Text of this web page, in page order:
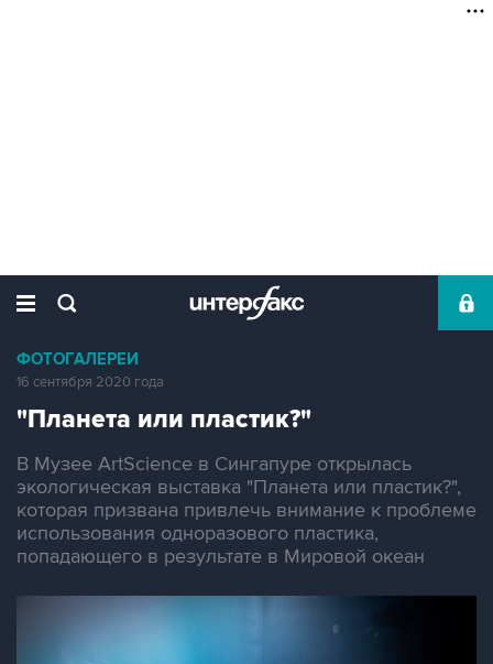
ФОТОГАЛЕРЕИ
16 сентября 2020 года
"Планета или пластик?"
В Музее ArtScience в Сингапуре открылась
экологическая выставка "Планета или пластик?",
которая призвана привлечь внимание к проблеме
использования одноразового пластика,
попадающего в результате в Мировой океан